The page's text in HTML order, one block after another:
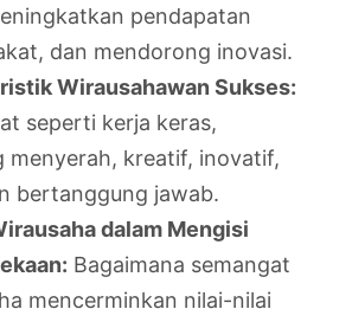
pendapatan
dan mendorong inovasi.
Wirausahawan Sukses:
seperti kerja keras,
menyerah, kreatif, inovatif,
bertanggung jawab.
dalam Mengisi
Bagaimana semangat
mencerminkan nilai-nilai